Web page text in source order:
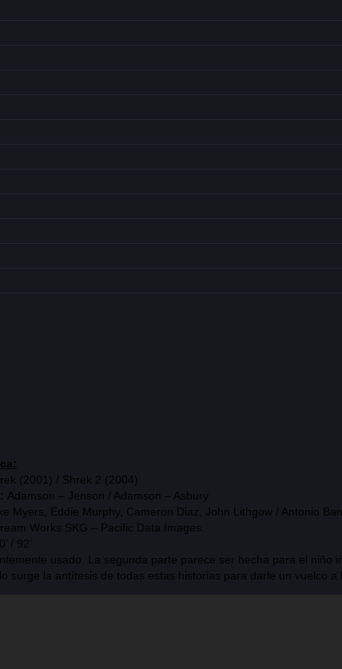
(2001) / Shrek 2 (2004)
Adamson – Jenson / Adamson – Asbury
Myers, Eddie Murphy, Cameron Diaz, John Lithgow / Antonio
Works SKG – Pacific Data Images.
/ 92’
usado. La segunda parte parece ser hecha para el niño
surge la antítesis de todas estas historias para darle un vuelco a